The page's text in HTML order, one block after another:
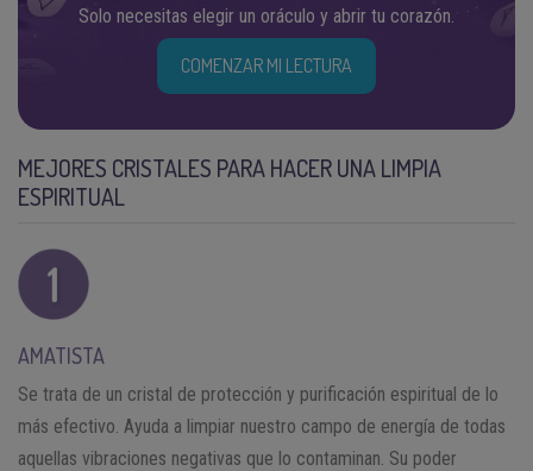
Solo necesitas elegir un oráculo y abrir tu corazón.
COMENZAR MI LECTURA
MEJORES CRISTALES PARA HACER UNA LIMPIA
ESPIRITUAL
AMATISTA
Se trata de un cristal de protección y purificación espiritual de lo
más efectivo. Ayuda a limpiar nuestro campo de energía de todas
aquellas vibraciones negativas que lo contaminan. Su poder